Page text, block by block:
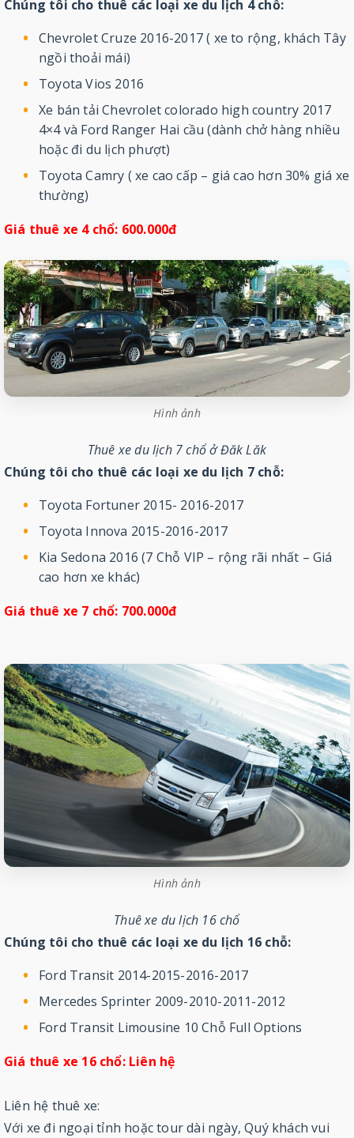
Chúng tôi cho thuê các loại xe du lịch 4 chỗ:
Chevrolet Cruze 2016-2017 ( xe to rộng, khách Tây
ngồi thoải mái)
Toyota Vios 2016
Xe bán tải Chevrolet colorado high country 2017
4×4 và Ford Ranger Hai cầu (dành chở hàng nhiều
hoặc đi du lịch phượt)
Toyota Camry ( xe cao cấp – giá cao hơn 30% giá xe
thường)
Giá thuê xe 4 chổ: 600.000đ
Hình ảnh
Thuê xe du lịch 7 chổ ở Đăk Lăk
Chúng tôi cho thuê các loại xe du lịch 7 chỗ:
Toyota Fortuner 2015- 2016-2017
Toyota Innova 2015-2016-2017
Kia Sedona 2016 (7 Chỗ VIP – rộng rãi nhất – Giá
cao hơn xe khác)
Giá thuê xe 7 chổ: 700.000đ
Hình ảnh
Thuê xe du lịch 16 chổ
Chúng tôi cho thuê các loại xe du lịch 16 chỗ:
Ford Transit 2014-2015-2016-2017
Mercedes Sprinter 2009-2010-2011-2012
Ford Transit Limousine 10 Chỗ Full Options
Giá thuê xe 16 chổ: Liên hệ
Liên hệ thuê xe:
Với xe đi ngoại tỉnh hoặc tour dài ngày, Quý khách vui